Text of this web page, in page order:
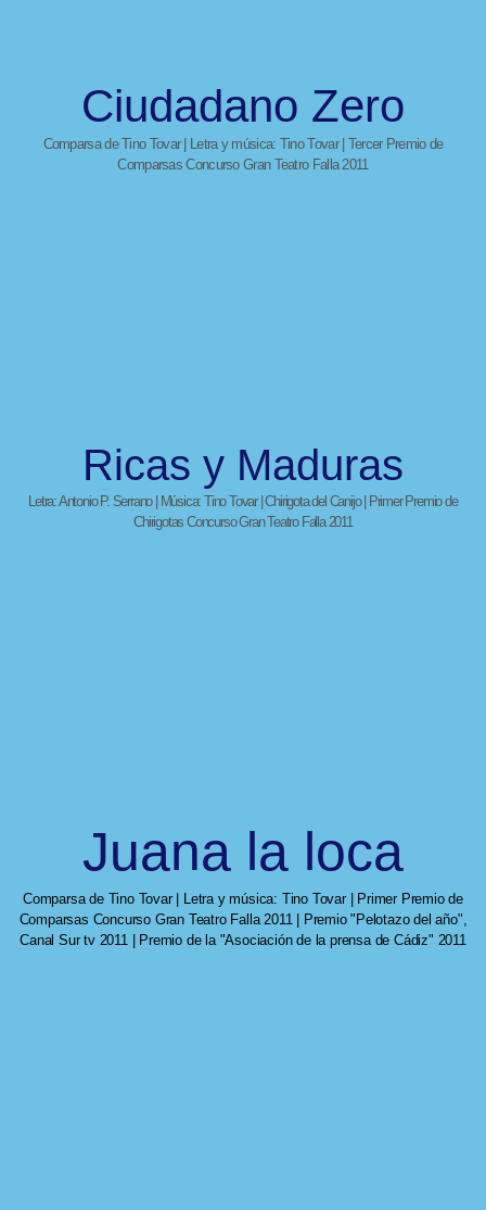
Ciudadano Zero
Comparsa de Tino Tovar | Letra y música: Tino Tovar | Tercer Premio de
Comparsas Concurso Gran Teatro Falla 2011
Ricas y Maduras
Letra: Antonio P. Serrano | Música: Tino Tovar | Chirigota del Canijo | Primer Premio de
Chirigotas Concurso Gran Teatro Falla 2011
Juana la loca
Comparsa de Tino Tovar | Letra y música: Tino Tovar | Primer Premio de
Comparsas Concurso Gran Teatro Falla 2011 | Premio "Pelotazo del año",
Canal Sur tv 2011 | Premio de la "Asociación de la prensa de Cádiz" 2011